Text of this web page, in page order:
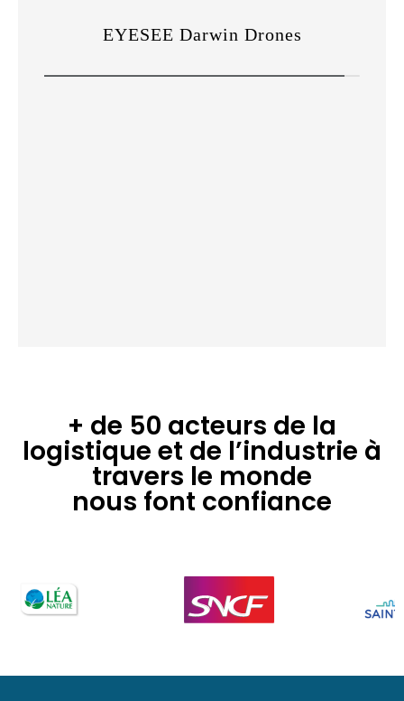
+ de 50 acteurs de la
logistique et de l’industrie à
travers le monde
nous font confiance